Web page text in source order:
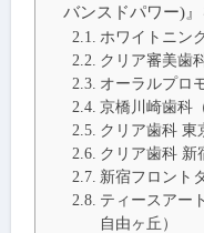
バンスドパワー)
ホワイトニン
クリア審美歯
オーラルプロ
京橋川崎歯科
クリア歯科 東
クリア歯科 新
新宿フロント
ティースアー
自由ヶ丘）